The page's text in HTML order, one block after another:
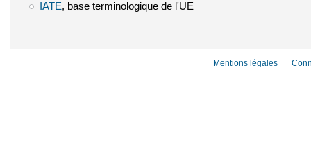
IATE(le lien est externe)
, base terminologique de l'UE
Mentions légales